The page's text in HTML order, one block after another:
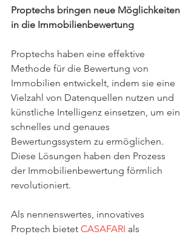
Proptechs bringen neue Möglichkeiten
in die Immobilienbewertung
Proptechs haben eine effektive
Methode für die Bewertung von
Immobilien entwickelt, indem sie eine
Vielzahl von Datenquellen nutzen und
künstliche Intelligenz einsetzen, um ein
schnelles und genaues
Bewertungssystem zu ermöglichen.
Diese Lösungen haben den Prozess
der Immobilienbewertung förmlich
revolutioniert.
Als nennenswertes, innovatives
Proptech bietet CASAFARI als